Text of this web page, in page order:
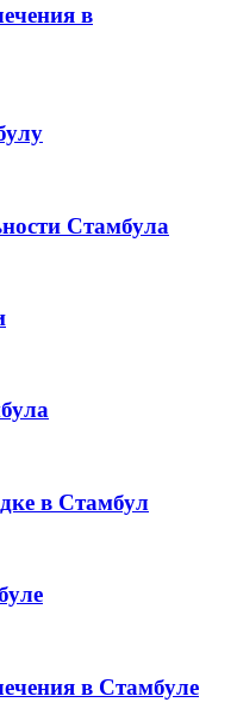
в
Стамбула
в Стамбул
в Стамбуле